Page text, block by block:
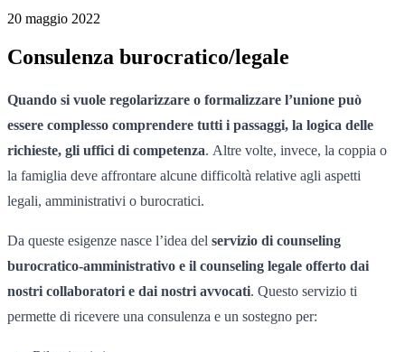
20 maggio 2022
Consulenza burocratico/legale
Quando si vuole regolarizzare o formalizzare l’unione può
essere complesso comprendere tutti i passaggi, la logica delle
richieste, gli uffici di competenza. Altre volte, invece, la coppia o
la famiglia deve affrontare alcune difficoltà relative agli aspetti
legali, amministrativi o burocratici.
Da queste esigenze nasce l’idea del servizio di counseling
burocratico-amministrativo e il counseling legale offerto dai
nostri collaboratori e dai nostri avvocati. Questo servizio ti
permette di ricevere una consulenza e un sostegno per: